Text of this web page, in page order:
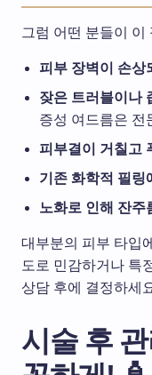
그럼 어떤 분들이
피부 장벽이 손상
잦은 트러블이나
증성 여드름은 전
피부결이 거칠고
기존 화학적 필링
노화로 인해 잔주
대부분의 피부 타입
도로 민감하거나 특
상담 후에 결정하세
시술 후